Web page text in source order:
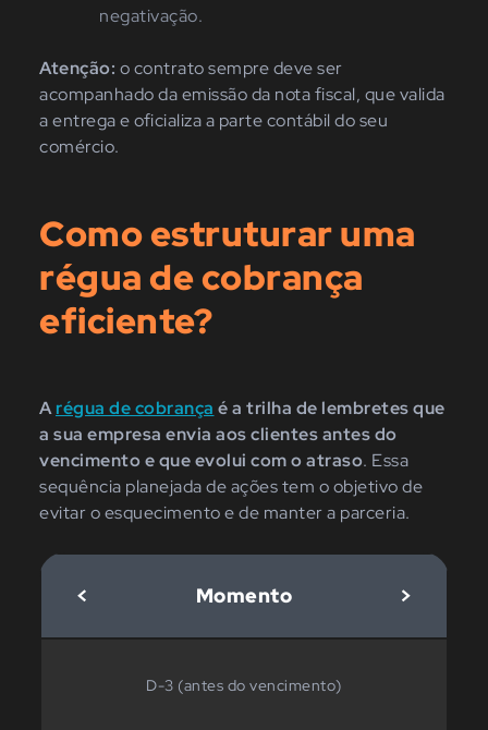
negativação.
Atenção: o contrato sempre deve ser
acompanhado da emissão da nota fiscal, que valida
a entrega e oficializa a parte contábil do seu
comércio.
Como estruturar uma
régua de cobrança
eficiente?
Arégua de cobrança é a trilha de lembretes que
a sua empresa envia aos clientes antes do
vencimento e que evolui com o atraso. Essa
sequência planejada de ações tem o objetivo de
evitar o esquecimento e de manter a parceria.
< Momento >
D-3 (antes do vencimento)